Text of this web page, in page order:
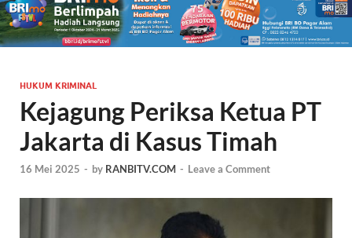
HUKUM KRIMINAL
Kejagung Periksa Ketua PT
Jakarta di Kasus Timah
16 Mei 2025 - by RANBITV.COM - Leave a Comment